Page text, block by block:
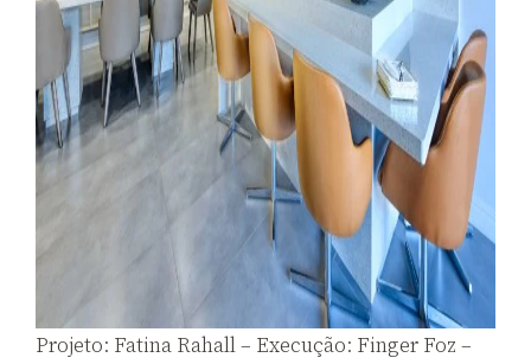
Projeto: Fatina Rahall – Execução: Finger Foz –